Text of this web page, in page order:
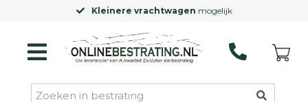
Kleinere vrachtwagen mogelijk